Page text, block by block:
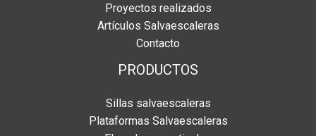
Proyectos realizados
Artículos Salvaescaleras
Contacto
PRODUCTOS
Sillas salvaescaleras
Plataformas Salvaescaleras